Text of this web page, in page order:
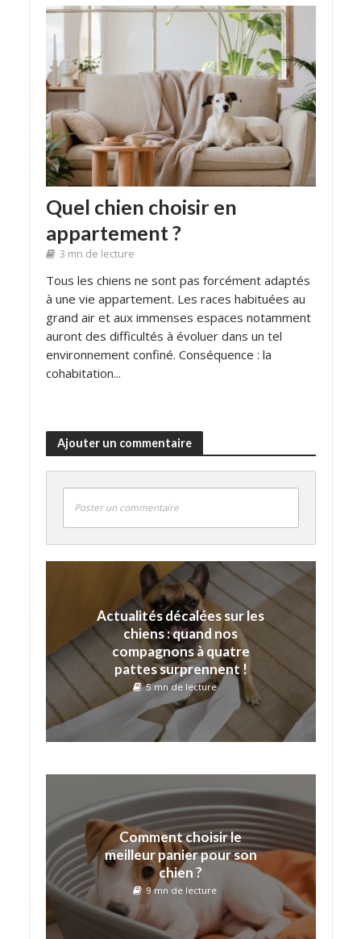
Quel chien choisir en
appartement ?
3 mn de lecture
Tous les chiens ne sont pas forcément adaptés
à une vie appartement. Les races habituées au
grand air et aux immenses espaces notamment
auront des difficultés à évoluer dans un tel
environnement confiné. Conséquence : la
cohabitation...
Ajouter un commentaire
Poster un commentaire
Actualités décalées sur les
chiens : quand nos
compagnons à quatre
pattes surprennent !
5 mn de lecture
Comment choisir le
meilleur panier pour son
chien ?
9 mn de lecture